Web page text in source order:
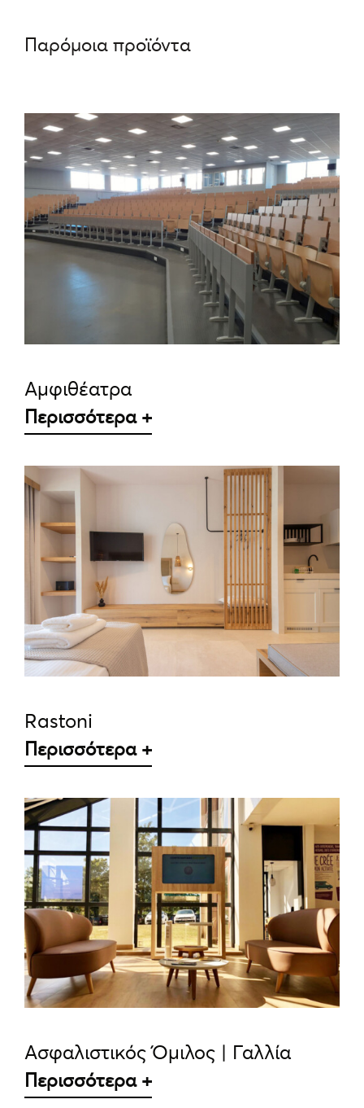
Παρόμοια προϊόντα
ΛΕΠΤΟΜΈΡΕΙΕΣ
Αμφιθέατρα
Περισσότερα +
ΛΕΠΤΟΜΈΡΕΙΕΣ
Rastoni
Περισσότερα +
ΛΕΠΤΟΜΈΡΕΙΕΣ
Ασφαλιστικός Όμιλος | Γαλλία
Περισσότερα +